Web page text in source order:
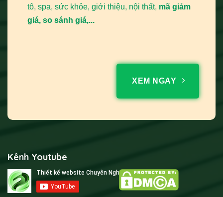
tô, spa, sức khỏe, giới thiệu, nội thất, mã giảm
giá, so sánh giá,...
XEM NGAY
Kênh Youtube